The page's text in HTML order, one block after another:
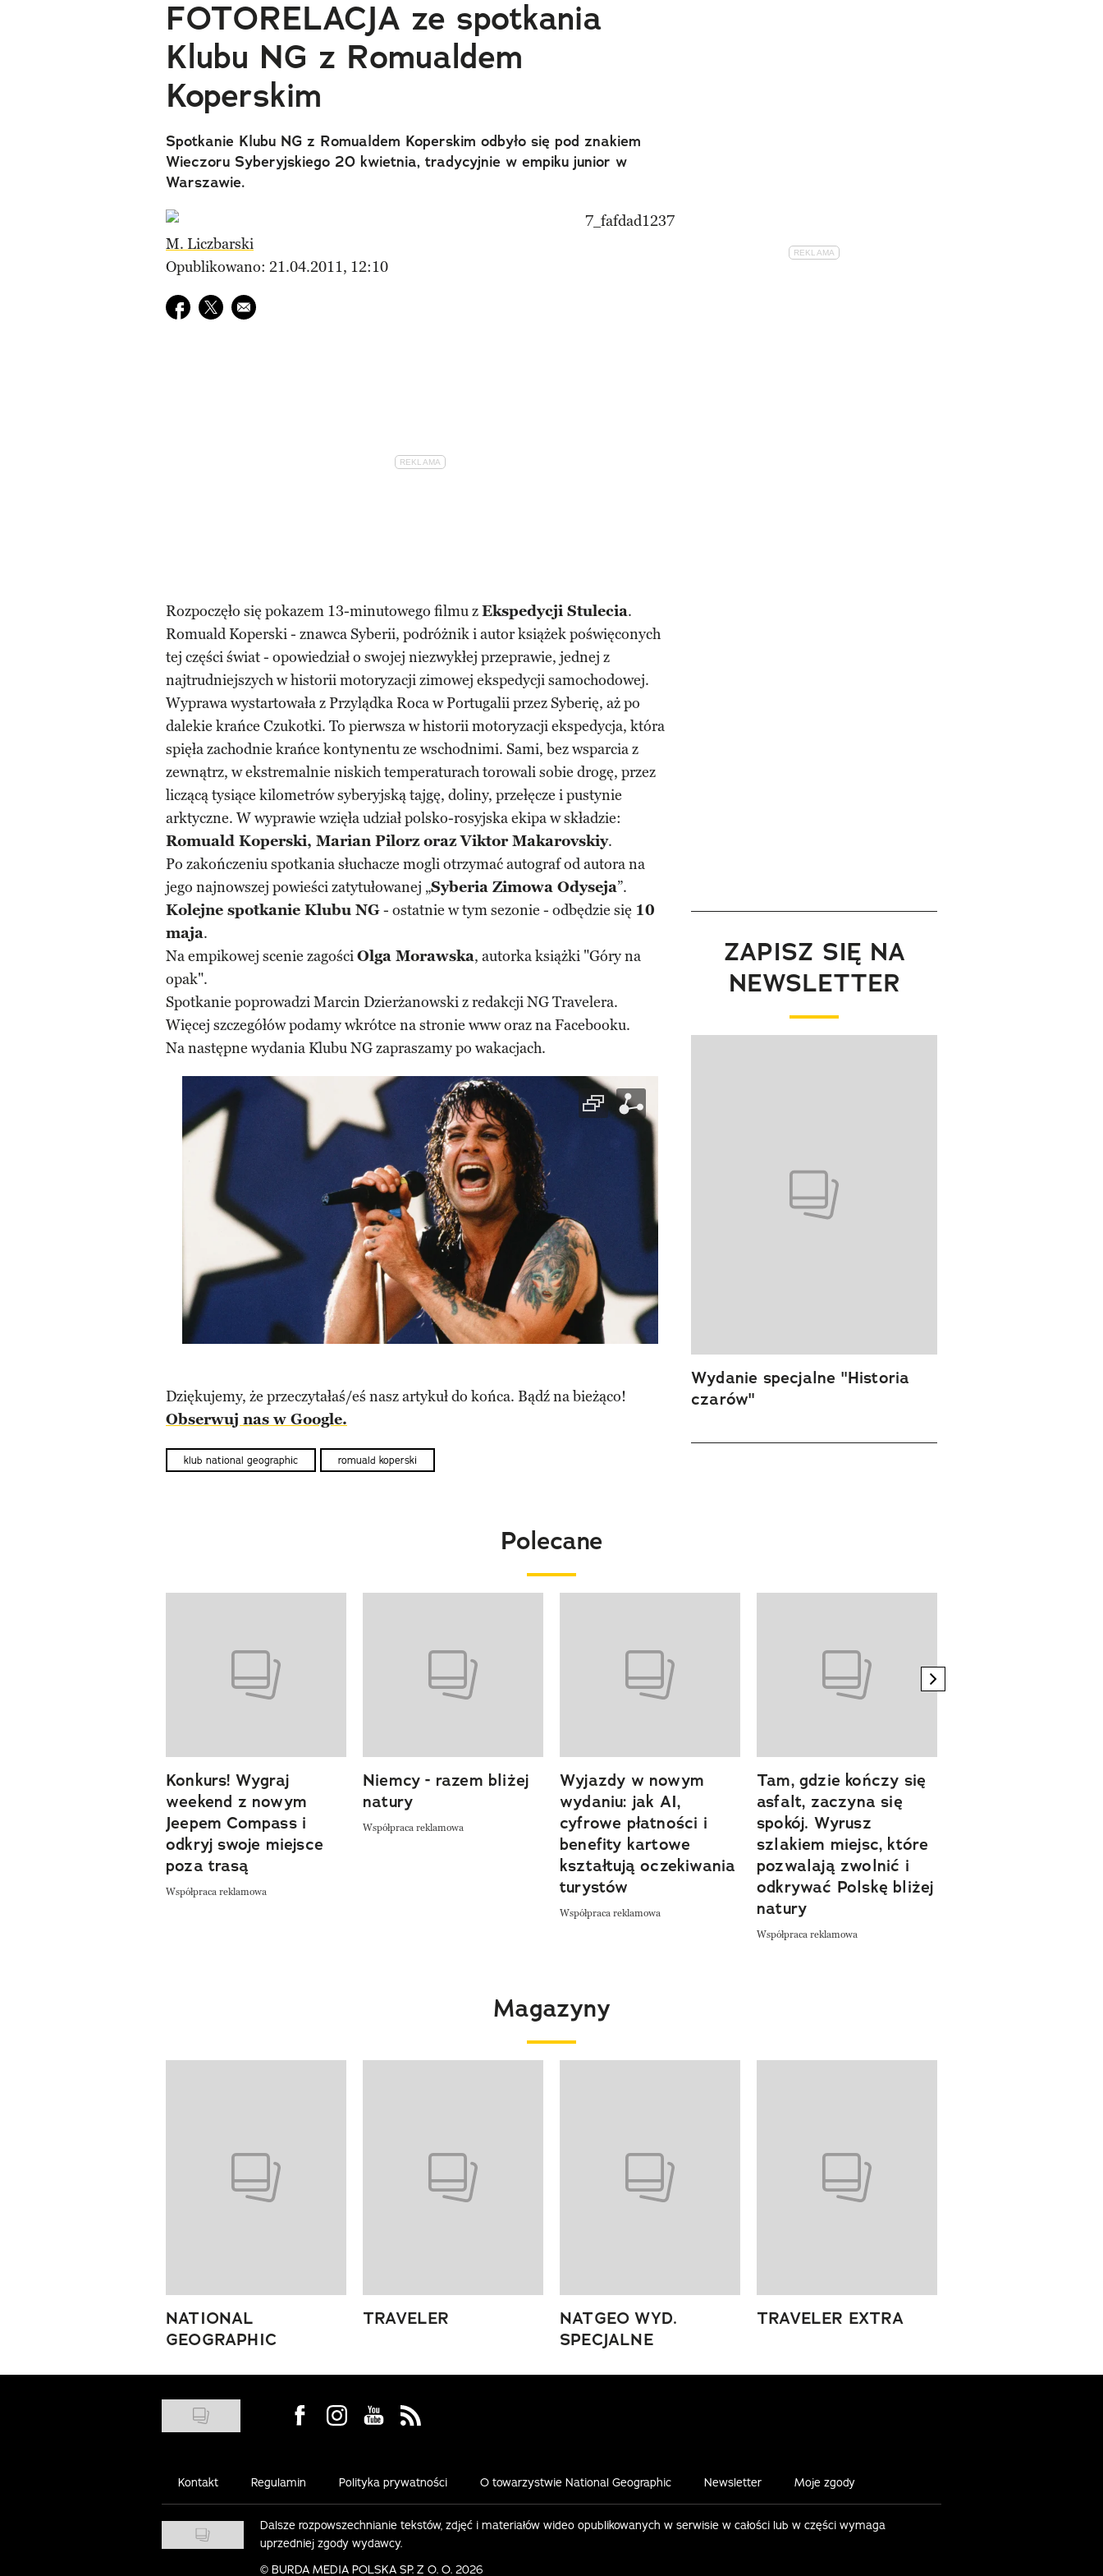
FOTORELACJA ze spotkania
Klubu NG z Romualdem
Koperskim
Spotkanie Klubu NG z Romualdem Koperskim odbyło się pod znakiem
Wieczoru Syberyjskiego 20 kwietnia, tradycyjnie w empiku junior w
Warszawie.
M. Liczbarski
Opublikowano: 21.04.2011, 12:10
Udostępnij na facebook
Udostępnij na twitter
E-mail do przyjaciela
Rozpoczęło się pokazem 13-minutowego filmu zEkspedycji Stulecia.
Romuald Koperski - znawca Syberii, podróżnik i autor książek poświęconych
tej części świat - opowiedział o swojej niezwykłej przeprawie, jednej z
najtrudniejszych w historii motoryzacji zimowej ekspedycji samochodowej.
Wyprawa wystartowała z Przylądka Roca w Portugalii przez Syberię, aż po
dalekie krańce Czukotki. To pierwsza w historii motoryzacji ekspedycja, która
spięła zachodnie krańce kontynentu ze wschodnimi. Sami, bez wsparcia z
zewnątrz, w ekstremalnie niskich temperaturach torowali sobie drogę, przez
liczącą tysiące kilometrów syberyjską tajgę, doliny, przełęcze i pustynie
arktyczne. W wyprawie wzięła udział polsko-rosyjska ekipa w składzie:
Romuald Koperski, Marian Pilorz oraz Viktor Makarovskiy.
Po zakończeniu spotkania słuchacze mogli otrzymać autograf od autora na
jego najnowszej powieści zatytułowanej „Syberia Zimowa Odyseja”.
Kolejne spotkanie Klubu NG- ostatnie w tym sezonie - odbędzie się 10
maja.
Na empikowej scenie zagościOlga Morawska, autorka książki "Góry na
opak".
Spotkanie poprowadzi Marcin Dzierżanowski z redakcji NG Travelera.
Więcej szczegółów podamy wkrótce na stronie www oraz na Facebooku.
Na następne wydania Klubu NG zapraszamy po wakacjach.
Dziękujemy, że przeczytałaś/eś nasz artykuł do końca. Bądź na bieżąco!
Obserwuj nas w Google.
klub national geographic romuald koperski
ZAPISZ SIĘ NA
NEWSLETTER
Wydanie specjalne "Historia
czarów"
Polecane
previous element
Konkurs! Wygraj
weekend z nowym
Jeepem Compass i
odkryj swoje miejsce
poza trasą
Współpraca reklamowa
Niemcy - razem bliżej
natury
Współpraca reklamowa
Wyjazdy w nowym
wydaniu: jak AI,
cyfrowe płatności i
benefity kartowe
kształtują oczekiwania
turystów
Współpraca reklamowa
Tam, gdzie kończy się
asfalt, zaczyna się
spokój. Wyrusz
szlakiem miejsc, które
pozwalają zwolnić i
odkrywać Polskę bliżej
natury
Współpraca reklamowa
next element
Magazyny
NATIONAL
GEOGRAPHIC
TRAVELER
NATGEO WYD.
SPECJALNE
TRAVELER EXTRA
Visit us on Facebook
Visit us on Instagram
Visit us on Youtube
Visit us on Rss
Kontakt Regulamin Polityka prywatności O towarzystwie National Geographic Newsletter Moje zgody
Dalsze rozpowszechnianie tekstów, zdjęć i materiałów wideo opublikowanych w serwisie w całości lub w części wymaga
uprzedniej zgody wydawcy.
© BURDA MEDIA POLSKA SP. Z O. O. 2026